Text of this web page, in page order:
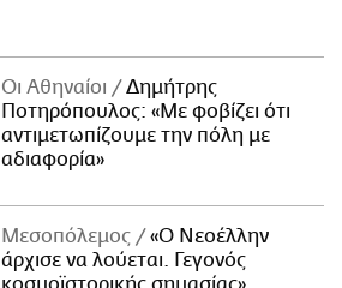
Οι Αθηναίοι
Δημήτρης
Ποτηρόπουλος: «Με φοβίζει ότι
αντιμετωπίζουμε την πόλη με
αδιαφορία»
Μεσοπόλεμος
«Ο Νεοέλλην
άρχισε να λούεται. Γεγονός